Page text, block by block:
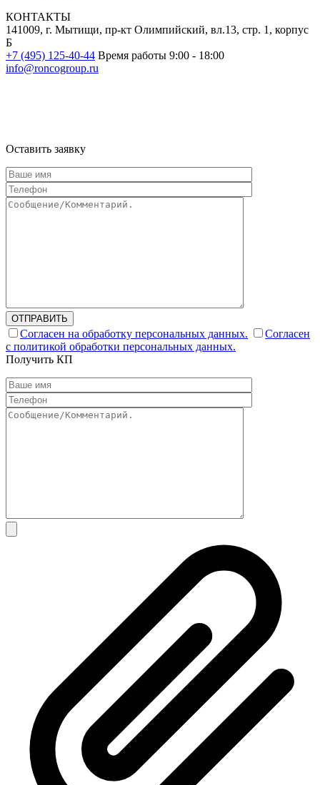
КОНТАКТЫ
141009, г. Мытищи, пр-кт Олимпийский, вл.13, стр. 1, корпус
Б
+7 (495) 125-40-44 Время работы 9:00 - 18:00
info@roncogroup.ru
Оставить заявку
ОТПРАВИТЬ
Согласен на обработку персональных данных.
Согласен
с политикой обработки персональных данных.
Получить КП